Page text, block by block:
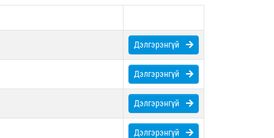
Дэлгэрэнгүй
Дэлгэрэнгүй
Дэлгэрэнгүй
Дэлгэрэнгүй